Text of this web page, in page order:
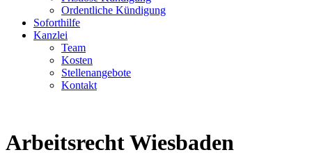
Ordentliche Kündigung
Soforthilfe
Kanzlei
Team
Kosten
Stellenangebote
Kontakt
Arbeitsrecht Wiesbaden